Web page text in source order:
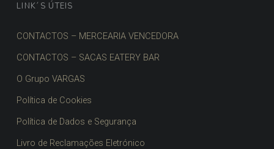
LINK´S ÚTEIS
CONTACTOS – MERCEARIA VENCEDORA
CONTACTOS – SACAS EATERY BAR
O Grupo VARGAS
Política de Cookies
Política de Dados e Segurança
Livro de Reclamações Eletrónico